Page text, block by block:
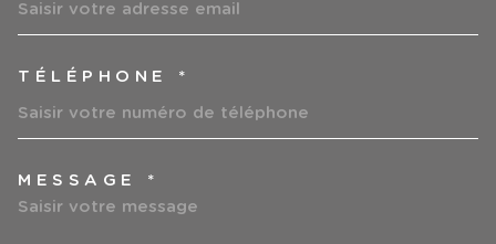
TÉLÉPHONE *
MESSAGE *